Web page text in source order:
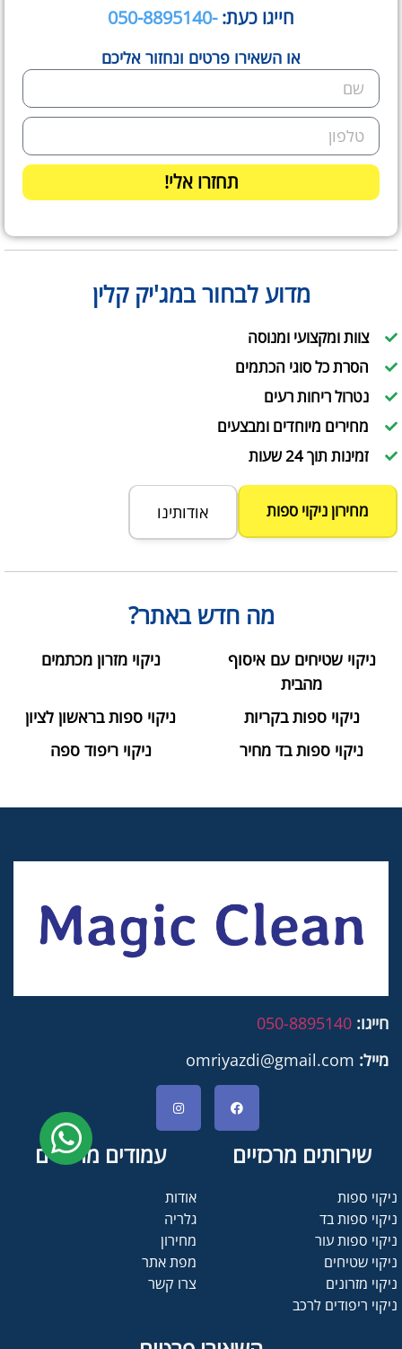
חייגו כעת:-050-8895140
או השאירו פרטים ונחזור אליכם
תחזרו אלי!
מדוע לבחור במג'יק קלין
צוות ומקצועי ומנוסה
הסרת כל סוגי הכתמים
נטרול ריחות רעים
מחירים מיוחדים ומבצעים
זמינות תוך 24 שעות
מחירון ניקוי ספות אודותינו
מה חדש באתר?
ניקוי שטיחים עם איסוף
מהבית
ניקוי מזרון מכתמים
ניקוי ספות בקריות
ניקוי ספות בראשון לציון
ניקוי ספות בד מחיר
ניקוי ריפוד ספה
חייגו: 050-8895140
מייל:omriyazdi@gmail.com
שירותים מרכזיים
ניקוי ספות
ניקוי ספות בד
ניקוי ספות עור
ניקוי שטיחים
ניקוי מזרונים
ניקוי ריפודים לרכב
עמודים מרכזיים
אודות
גלריה
מחירון
מפת אתר
צרו קשר